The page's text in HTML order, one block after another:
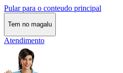
Pular para o conteudo principal
Tem no magalu
Atendimento